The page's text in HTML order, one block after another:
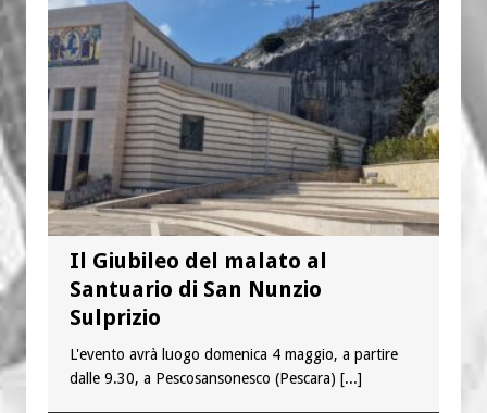
Il Giubileo del malato al
Santuario di San Nunzio
Sulprizio
L'evento avrà luogo domenica 4 maggio, a partire
dalle 9.30, a Pescosansonesco (Pescara) [...]